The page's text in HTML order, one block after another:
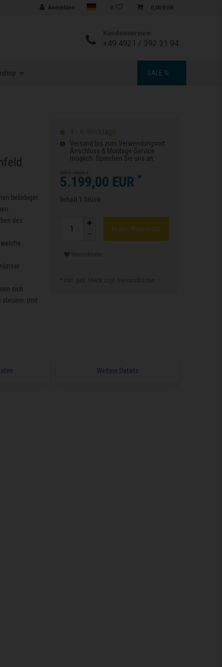
Anmelden Sprache auswählen
0 0,00 EUR
Kundenservice
+49 4921 / 392 31 94
SALE %
beliebiger
des
sich
steuern. (mit
4 - 6 Werktage
Versand bis zum Verwendungsort.
Anschluss & Montage-Service
möglich. Sprechen Sie uns an.
UVP 7.198,00 €
5.199,00 EUR *
Inhalt 1 Stück
In den Warenkorb
Wunschliste
* inkl. ges. MwSt.zzgl. Versandkosten
Weitere Details